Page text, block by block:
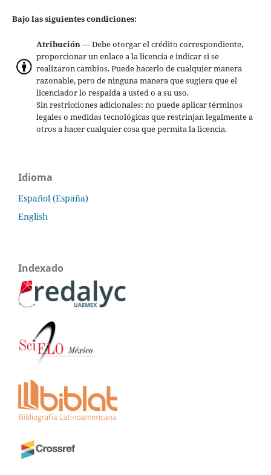
Bajo las siguientes condiciones:
Atribución— Debe otorgar el crédito correspondiente,
proporcionar un enlace a la licencia e indicar si se
realizaron cambios. Puede hacerlo de cualquier manera
razonable, pero de ninguna manera que sugiera que el
licenciador lo respalda a usted o a su uso.
Sin restricciones adicionales: no puede aplicar términos
legales o medidas tecnológicas que restrinjan legalmente a
otros a hacer cualquier cosa que permita la licencia.
Idioma
Español (España)
English
Indexado